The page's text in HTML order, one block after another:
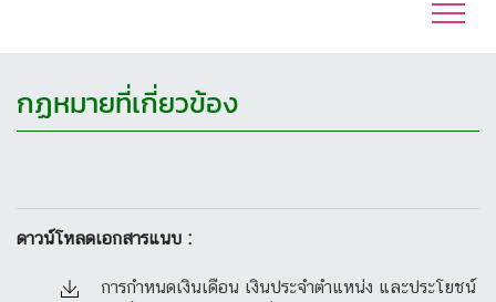
กฏหมายที่เกี่ยวข้อง
ดาวน์โหลดเอกสารแนบ :
การกำหนดเงินเดือน เงินประจำตำแหน่ง และประโยชน์